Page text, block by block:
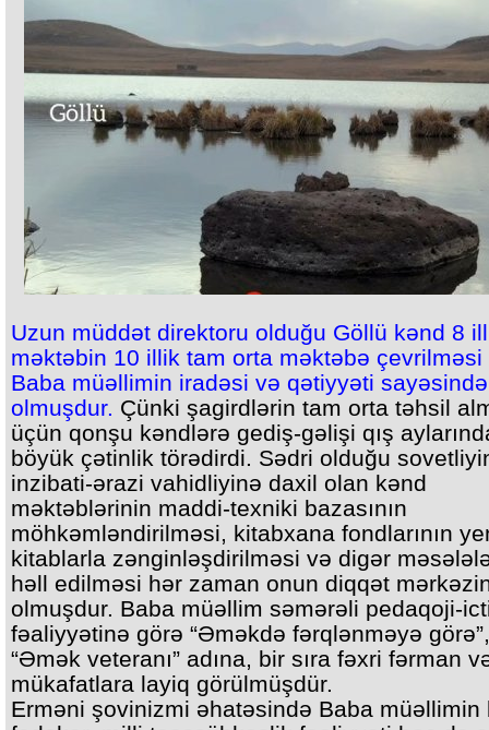
Uzun müddət direktoru olduğu Göllü kənd 8
məktəbin 10 illik tam orta məktəbə çevrilməsi
Baba müəllimin iradəsi və qətiyyəti sayəsində
olmuşdur. Çünki şagirdlərin tam orta təhsil
üçün qonşu kəndlərə gediş-gəlişi qış
böyük çətinlik törədirdi. Sədri olduğu
inzibati-ərazi vahidliyinə daxil olan kənd
məktəblərinin maddi-texniki bazasının
möhkəmləndirilməsi, kitabxana fondlarının
kitablarla zənginləşdirilməsi və digər
həll edilməsi hər zaman onun diqqət
olmuşdur. Baba müəllim səmərəli pedaqoji-
fəaliyyətinə görə “Əməkdə fərqlənməyə görə”,
“Əmək veteranı” adına, bir sıra fəxri fərman
mükafatlara layiq görülmüşdür.
Erməni şovinizmi əhatəsində Baba müəllimin